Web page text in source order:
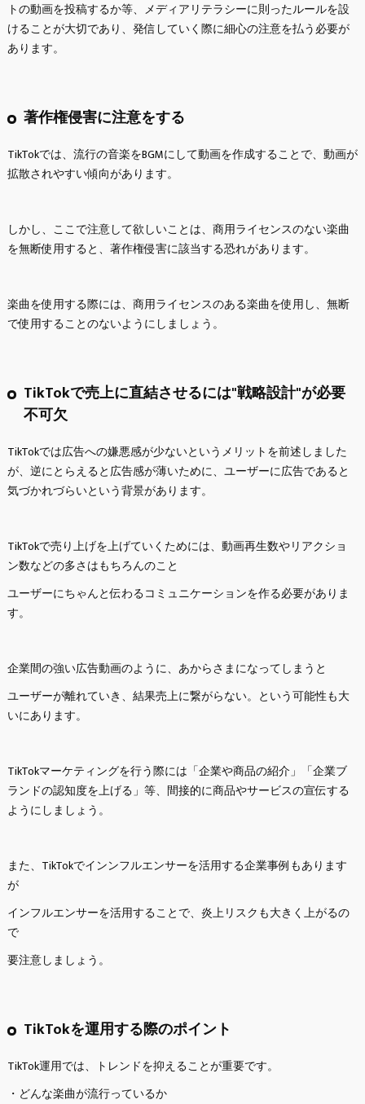
トの動画を投稿するか等、メディアリテラシーに則ったルールを設
けることが大切であり、発信していく際に細心の注意を払う必要が
あります。
著作権侵害に注意をする
TikTokでは、流行の音楽をBGMにして動画を作成することで、動画が
拡散されやすい傾向があります。
しかし、ここで注意して欲しいことは、商用ライセンスのない楽曲
を無断使用すると、著作権侵害に該当する恐れがあります。
楽曲を使用する際には、商用ライセンスのある楽曲を使用し、無断
で使用することのないようにしましょう。
TikTokで売上に直結させるには"戦略設計"が必要
不可欠
TikTokでは広告への嫌悪感が少ないというメリットを前述しました
が、逆にとらえると広告感が薄いために、ユーザーに広告であると
気づかれづらいという背景があります。
TikTokで売り上げを上げていくためには、動画再生数やリアクショ
ン数などの多さはもちろんのこと
ユーザーにちゃんと伝わるコミュニケーションを作る必要がありま
す。
企業間の強い広告動画のように、あからさまになってしまうと
ユーザーが離れていき、結果売上に繋がらない。という可能性も大
いにあります。
TikTokマーケティングを行う際には「企業や商品の紹介」「企業ブ
ランドの認知度を上げる」等、間接的に商品やサービスの宣伝する
ようにしましょう。
また、TikTokでインンフルエンサーを活用する企業事例もあります
が
インフルエンサーを活用することで、炎上リスクも大きく上がるの
で
要注意しましょう。
TikTokを運用する際のポイント
TikTok運用では、トレンドを抑えることが重要です。
・どんな楽曲が流行っているか